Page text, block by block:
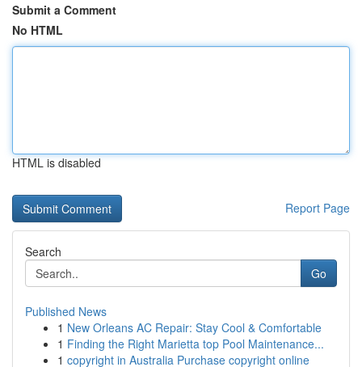
Submit a Comment
No HTML
HTML is disabled
Report Page
Search
Go
Published News
1 New Orleans AC Repair: Stay Cool & Comfortable
1 Finding the Right Marietta top Pool Maintenance...
1 copyright in Australia Purchase copyright online